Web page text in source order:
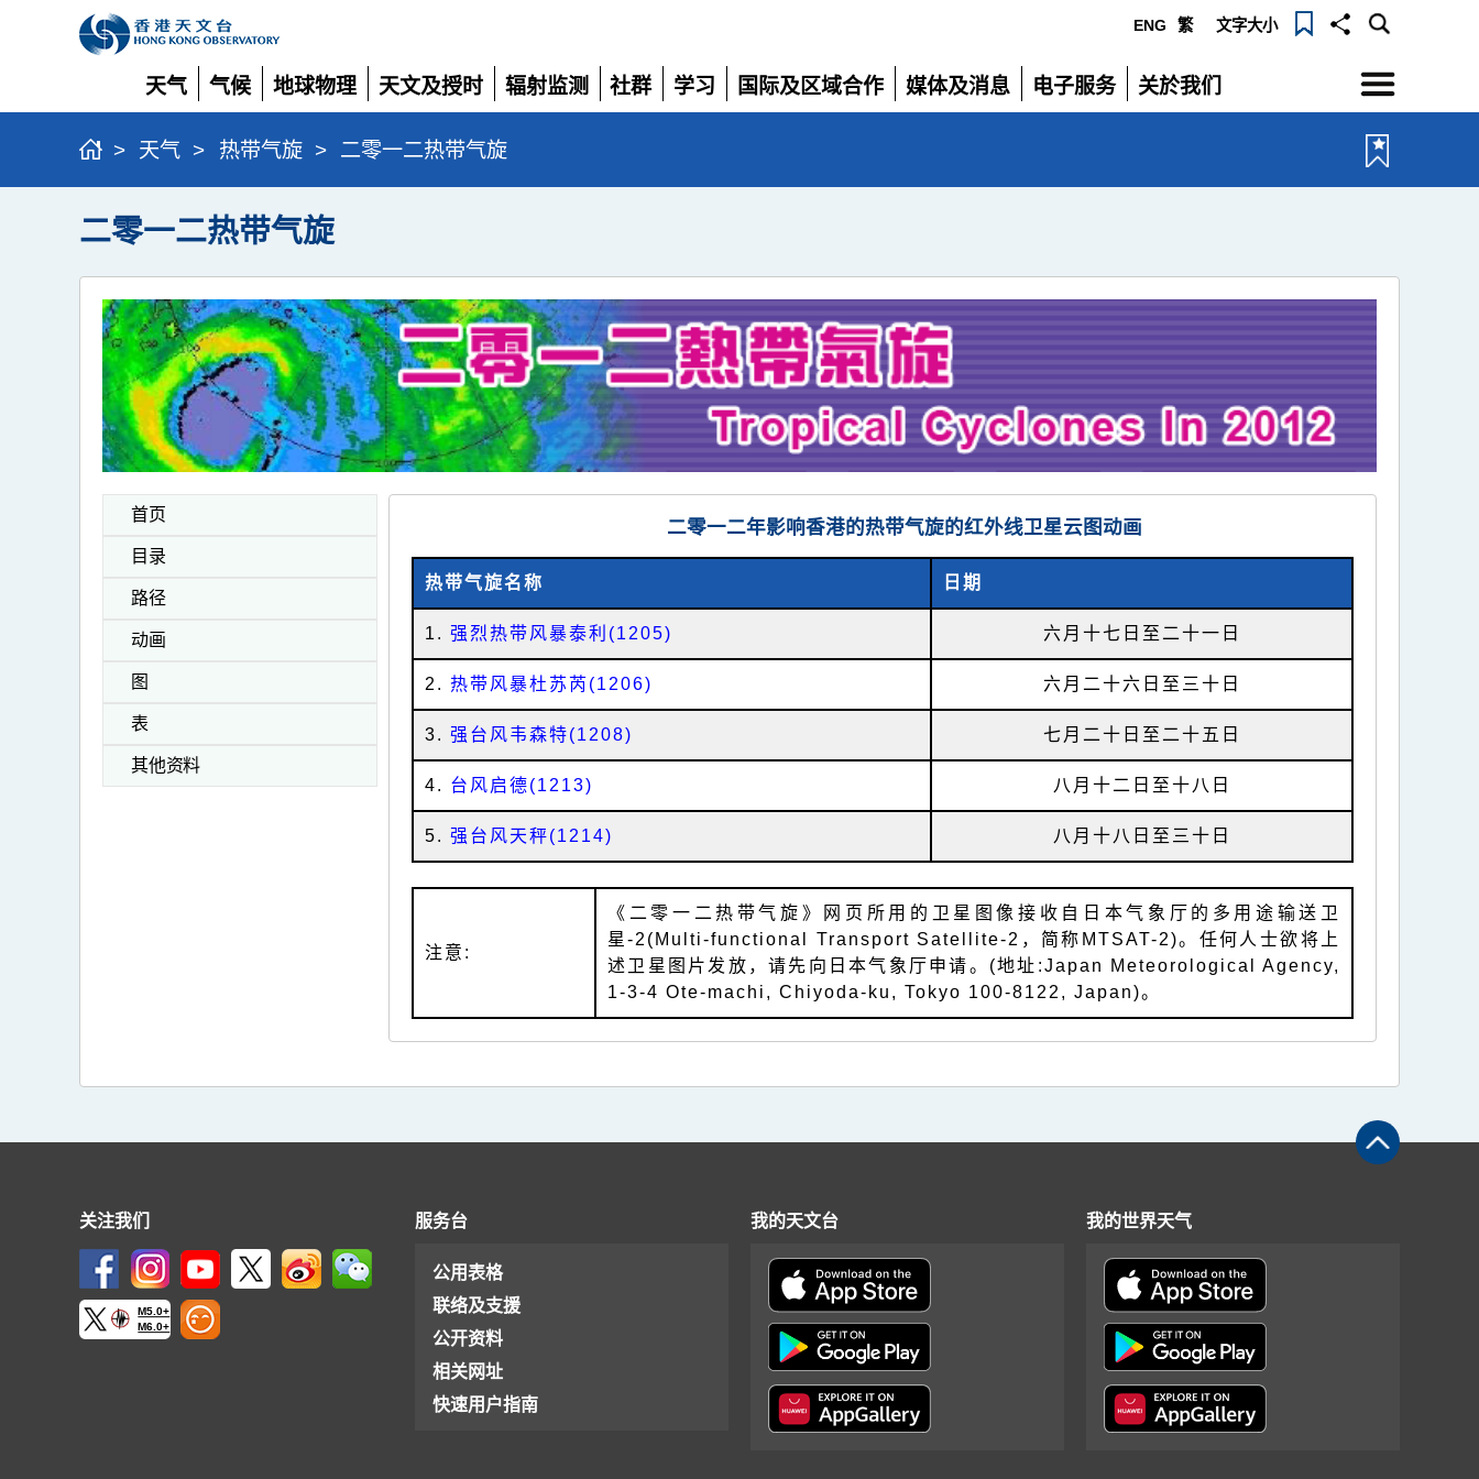
ENG 繁 文字大小
天气
展
开
气候
展
开
地球物理
展
开
天文及授时
展
开
辐射监测
展
开
社群
展
学习
展
国际及区域合作
展
媒体及消息
展
电子服务
展
关於我们
展
选
单
> 天气 > 热带气旋 > 二零一二热带气旋
二零一二热带气旋
首页
目录
路径
动画
图
表
其他资料
二零一二年影响香港的热带气旋的红外线卫星云图动画
热带气旋名称 日期
1. 强烈热带风暴泰利(1205) 六月十七日至二十一日
2. 热带风暴杜苏芮(1206) 六月二十六日至三十日
3. 强台风韦森特(1208) 七月二十日至二十五日
4. 台风启德(1213) 八月十二日至十八日
5. 强台风天秤(1214) 八月十八日至三十日
注意:
《二零一二热带气旋》网页所用的卫星图像接收自日本气象厅的多用途输送卫
星-2(Multi-functional Transport Satellite-2，简称MTSAT-2)。任何人士欲将上
述卫星图片发放，请先向日本气象厅申请。(地址:Japan Meteorological Agency,
1-3-4 Ote-machi, Chiyoda-ku, Tokyo 100-8122, Japan)。
关注我们
M5.0+
M6.0+
服务台
公用表格
联络及支援
公开资料
相关网址
快速用户指南
我的天文台 我的世界天气